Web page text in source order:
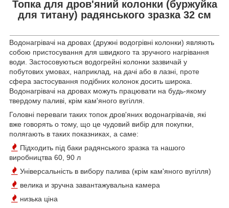
Топка для дров'яний колонки (буржуйка
для титану) радянського зразка 32 см
Водонагрівачі на дровах (дружні водогрівні колонки) являють
собою пристосування для швидкого та зручного нагрівання
води. Застосовуються водогрейні колонки зазвичай у
побутових умовах, наприклад, на дачі або в лазні, проте
сфера застосування подібних колонок досить широка.
Водонагрівачі на дровах можуть працювати на будь-якому
твердому паливі, крім кам'яного вугілля.
Головні переваги таких топок дров'яних водонагрівачів, які
вже говорять о тому, що це чудовий вибір для покупки,
полягають в таких показниках, а саме:
Підходить під баки радянського зразка та нашого
виробництва 60, 90 л
Універсальність в вибору палива (крім кам'яного вугілля)
велика и зручна завантажувальна камера
низька ціна